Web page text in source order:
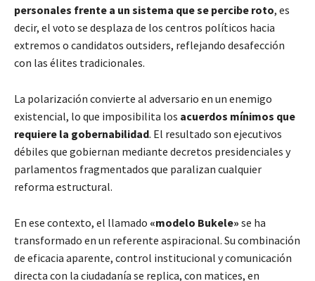
personales frente a un sistema que se percibe roto, es
decir, el voto se desplaza de los centros políticos hacia
extremos o candidatos outsiders, reflejando desafección
con las élites tradicionales.
La polarización convierte al adversario en un enemigo
existencial, lo que imposibilita los acuerdos mínimos que
requiere la gobernabilidad. El resultado son ejecutivos
débiles que gobiernan mediante decretos presidenciales y
parlamentos fragmentados que paralizan cualquier
reforma estructural.
En ese contexto, el llamado «modelo Bukele» se ha
transformado en un referente aspiracional. Su combinación
de eficacia aparente, control institucional y comunicación
directa con la ciudadanía se replica, con matices, en